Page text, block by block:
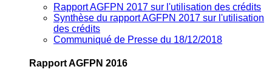
Rapport AGFPN 2017 sur l'utilisation des crédits
Synthèse du rapport AGFPN 2017 sur l'utilisation
des crédits
Communiqué de Presse du 18/12/2018
Rapport AGFPN 2016